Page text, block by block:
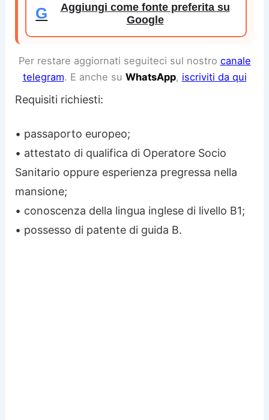
G
Aggiungi come fonte preferita su
Google
Per restare aggiornati seguiteci sul nostro canale
telegram. E anche su WhatsApp, iscriviti da qui
Requisiti richiesti:
• passaporto europeo;
• attestato di qualifica di Operatore Socio
Sanitario oppure esperienza pregressa nella
mansione;
• conoscenza della lingua inglese di livello B1;
• possesso di patente di guida B.